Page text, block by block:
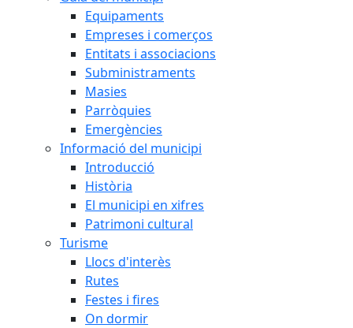
Equipaments
Empreses i comerços
Entitats i associacions
Subministraments
Masies
Parròquies
Emergències
Informació del municipi
Introducció
Història
El municipi en xifres
Patrimoni cultural
Turisme
Llocs d'interès
Rutes
Festes i fires
On dormir